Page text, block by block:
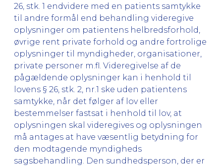
26, stk. 1 endvidere med en patients samtykke
til andre formål end behandling videregive
oplysninger om patientens helbredsforhold,
øvrige rent private forhold og andre fortrolige
oplysninger til myndigheder, organisationer,
private personer m.fl. Videregivelse af de
pågældende oplysninger kan i henhold til
lovens § 26, stk. 2, nr.1 ske uden patientens
samtykke, når det følger af lov eller
bestemmelser fastsat i henhold til lov, at
oplysningen skal videregives og oplysningen
må antages at have væsentlig betydning for
den modtagende myndigheds
sagsbehandling. Den sundhedsperson, der er